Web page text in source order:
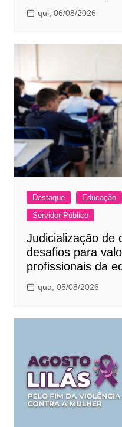
qui, 06/08/2026
Destaque Educação
Servidor Público
Judicialização de
desafios para
profissionais da
qua, 05/08/2026